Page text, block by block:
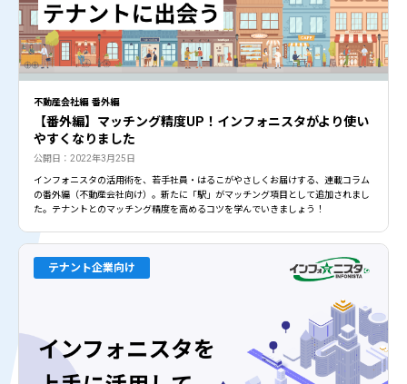
不動産会社編 番外編
【番外編】マッチング精度UP！インフォニスタがより使い
やすくなりました
公開日：2022年3月25日
インフォニスタの活用術を、若手社員・はるこがやさしくお届けする、連載コラム
の番外編（不動産会社向け）。新たに「駅」がマッチング項目として追加されまし
た。テナントとのマッチング精度を高めるコツを学んでいきましょう！
テナント企業向け